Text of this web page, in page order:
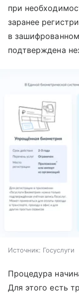
при
заранее
в
подтверждена
Источник: Госуслуги
Процедура
Для этого есть